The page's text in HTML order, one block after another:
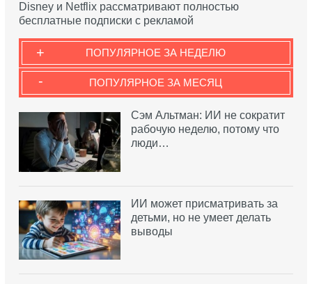
Disney и Netflix рассматривают полностью
бесплатные подписки с рекламой
ПОПУЛЯРНОЕ ЗА НЕДЕЛЮ
+
ПОПУЛЯРНОЕ ЗА МЕСЯЦ
-
Сэм Альтман: ИИ не сократит
рабочую неделю, потому что
люди…
ИИ может присматривать за
детьми, но не умеет делать
выводы